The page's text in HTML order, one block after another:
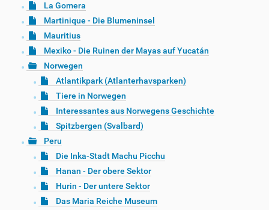
La Gomera
Martinique - Die Blumeninsel
Mauritius
Mexiko - Die Ruinen der Mayas auf Yucatán
Norwegen
Atlantikpark (Atlanterhavsparken)
Tiere in Norwegen
Interessantes aus Norwegens Geschichte
Spitzbergen (Svalbard)
Peru
Die Inka-Stadt Machu Picchu
Hanan - Der obere Sektor
Hurin - Der untere Sektor
Das Maria Reiche Museum